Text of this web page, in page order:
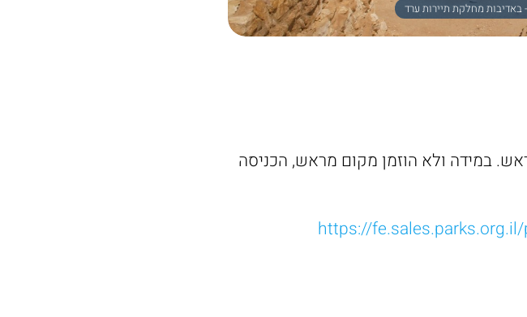
מחלקת תיירות ערד
במידה ולא הוזמן מקום מראש, הכניסה